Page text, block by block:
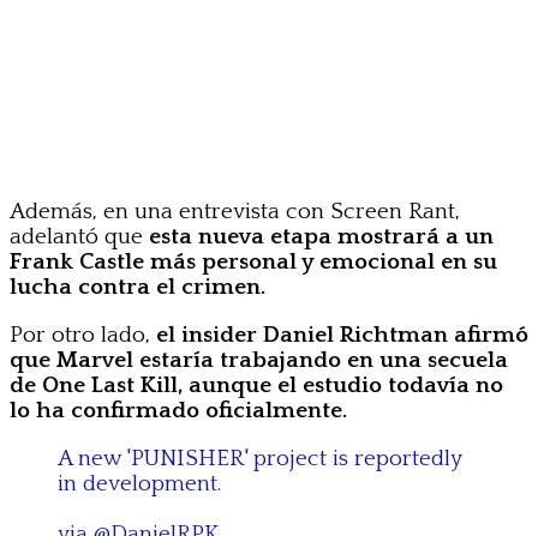
Además, en una entrevista con Screen Rant,
adelantó que esta nueva etapa mostrará a un
Frank Castle más personal y emocional en su
lucha contra el crimen.
Por otro lado, el insider Daniel Richtman afirmó
que Marvel estaría trabajando en una secuela
de One Last Kill, aunque el estudio todavía no
lo ha confirmado oficialmente.
A new 'PUNISHER' project is reportedly
in development.